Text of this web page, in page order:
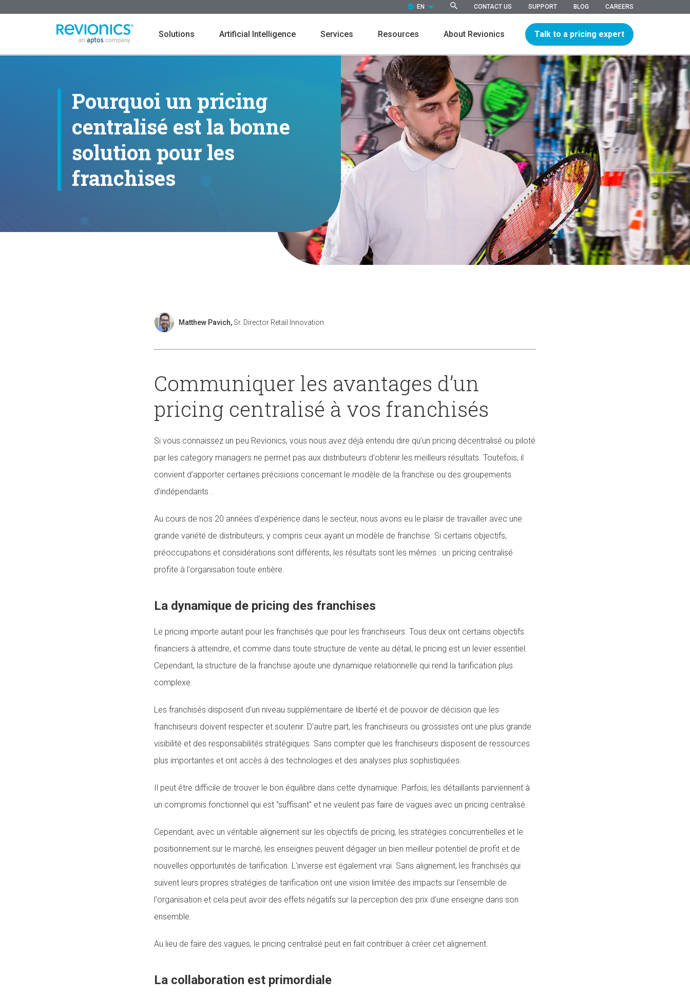
EN (ENGLISH) CONTACT US SUPPORT BLOG CAREERS
Solutions
Explore Solutions
Base Price Promotions
Artificial Intelligence Services Resources About Revionics
Learn about us Events
Leadership
Culture
Talk to a pricing expert
Pourquoi un pricing
centralisé est la bonne
solution pour les
franchises
Matthew Pavich, Sr. Director Retail Innovation
Communiquer les avantages d’un
pricing centralisé à vos franchisés
Si vous connaissez un peu Revionics, vous nous avez déjà entendu dire qu’un pricing décentralisé ou piloté
par les category managers ne permet pas aux distributeurs d'obtenir les meilleurs résultats. Toutefois, il
convient d’apporter certaines précisions concernant le modèle de la franchise ou des groupements
d’indépendants .
Au cours de nos 20 années d'expérience dans le secteur, nous avons eu le plaisir de travailler avec une
grande variété de distributeurs, y compris ceux ayant un modèle de franchise. Si certains objectifs,
préoccupations et considérations sont différents, les résultats sont les mêmes : un pricing centralisé
profite à l'organisation toute entière.
La dynamique de pricing des franchises
Le pricing importe autant pour les franchisés que pour les franchiseurs. Tous deux ont certains objectifs
financiers à atteindre, et comme dans toute structure de vente au détail, le pricing est un levier essentiel.
Cependant, la structure de la franchise ajoute une dynamique relationnelle qui rend la tarification plus
complexe.
Les franchisés disposent d'un niveau supplémentaire de liberté et de pouvoir de décision que les
franchiseurs doivent respecter et soutenir. D'autre part, les franchiseurs ou grossistes ont une plus grande
visibilité et des responsabilités stratégiques. Sans compter que les franchiseurs disposent de ressources
plus importantes et ont accès à des technologies et des analyses plus sophistiquées.
Il peut être difficile de trouver le bon équilibre dans cette dynamique. Parfois, les détaillants parviennent à
un compromis fonctionnel qui est "suffisant" et ne veulent pas faire de vagues avec un pricing centralisé.
Cependant, avec un véritable alignement sur les objectifs de pricing, les stratégies concurrentielles et le
positionnement sur le marché, les enseignes peuvent dégager un bien meilleur potentiel de profit et de
nouvelles opportunités de tarification. L'inverse est également vrai. Sans alignement, les franchisés qui
suivent leurs propres stratégies de tarification ont une vision limitée des impacts sur l'ensemble de
l'organisation et cela peut avoir des effets négatifs sur la perception des prix d'une enseigne dans son
ensemble.
Au lieu de faire des vagues, le pricing centralisé peut en fait contribuer à créer cet alignement.
La collaboration est primordiale